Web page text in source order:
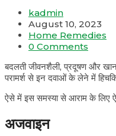
Post
author:
kadmin
Post
published:
August 10, 2023
Post
category:
Home Remedies
Post
0 Comments
बदलती जीवनशैली, प्रदूषण और
परामर्श से इन दवाओं के लेने में
ऐसे में इस समस्या से आराम के लिए
अजवाइन